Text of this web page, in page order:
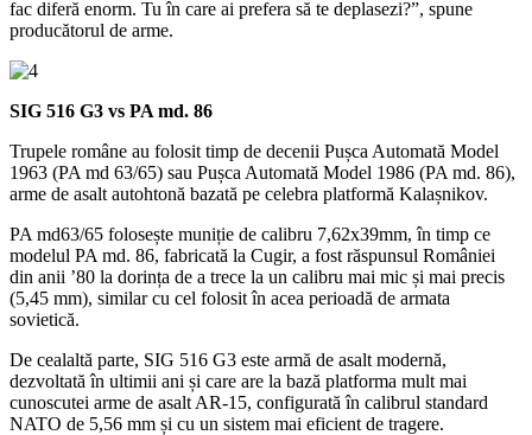
fac diferă enorm. Tu în care ai prefera să te deplasezi?”, spune
producătorul de arme.
SIG 516 G3 vs PA md. 86
Trupele române au folosit timp de decenii Pușca Automată Model
1963 (PA md 63/65) sau Pușca Automată Model 1986 (PA md. 86),
arme de asalt autohtonă bazată pe celebra platformă Kalașnikov.
PA md63/65 folosește muniție de calibru 7,62x39mm, în timp ce
modelul PA md. 86, fabricată la Cugir, a fost răspunsul României
din anii ’80 la dorința de a trece la un calibru mai mic și mai precis
(5,45 mm), similar cu cel folosit în acea perioadă de armata
sovietică.
De cealaltă parte, SIG 516 G3 este armă de asalt modernă,
dezvoltată în ultimii ani și care are la bază platforma mult mai
cunoscutei arme de asalt AR-15, configurată în calibrul standard
NATO de 5,56 mm și cu un sistem mai eficient de tragere.